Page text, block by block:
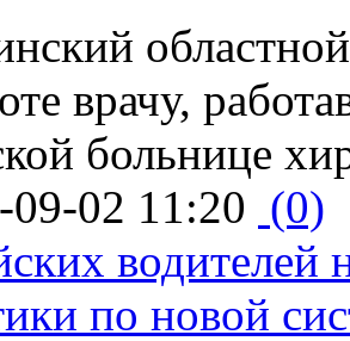
врачу,
больнице
09-02 11:20 (0)
водителей
по новой